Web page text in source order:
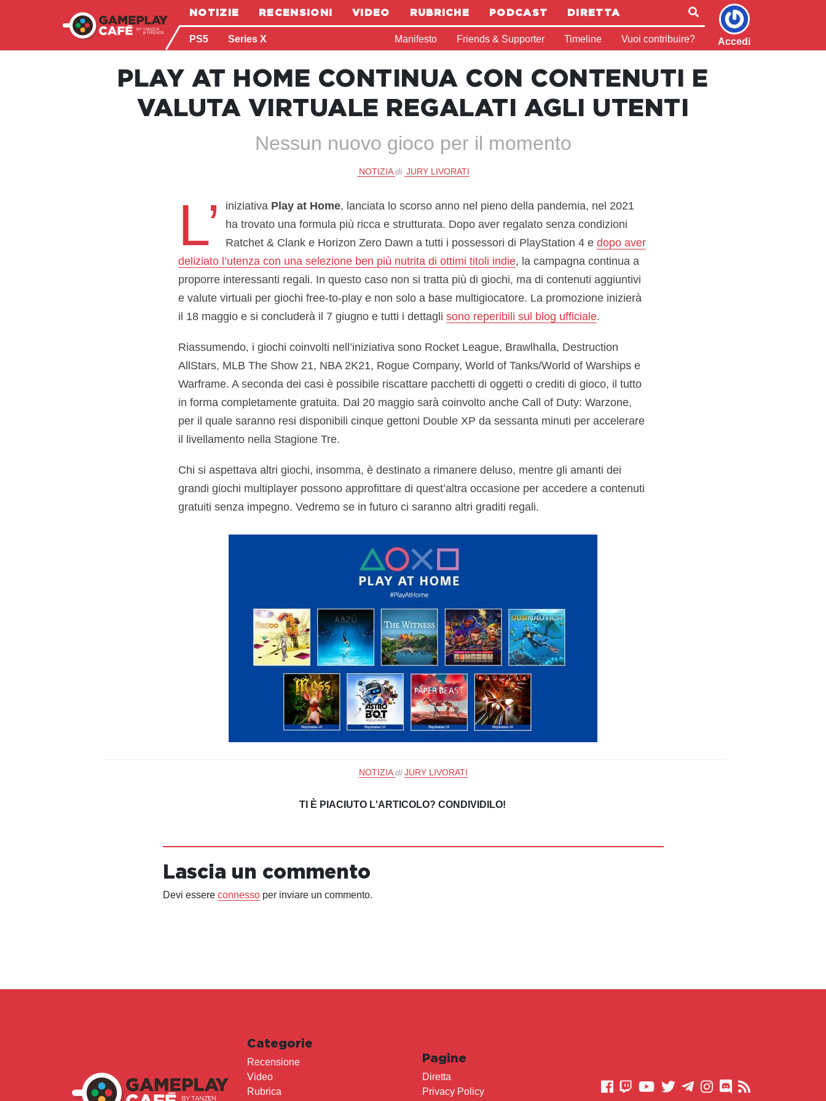
NOTIZIE RECENSIONI VIDEO RUBRICHE PODCAST DIRETTA
PS5 Series X Manifesto Friends & Supporter Timeline Vuoi contribuire? Accedi
PLAY AT HOME CONTINUA CON CONTENUTI E
VALUTA VIRTUALE REGALATI AGLI UTENTI
Nessun nuovo gioco per il momento
NOTIZIA di JURY LIVORATI
L’ iniziativa Play at Home, lanciata lo scorso anno nel pieno della pandemia, nel 2021
ha trovato una formula più ricca e strutturata. Dopo aver regalato senza condizioni
Ratchet & Clank e Horizon Zero Dawn a tutti i possessori di PlayStation 4 e dopo aver
deliziato l’utenza con una selezione ben più nutrita di ottimi titoli indie, la campagna continua a
proporre interessanti regali. In questo caso non si tratta più di giochi, ma di contenuti aggiuntivi
e valute virtuali per giochi free-to-play e non solo a base multigiocatore. La promozione inizierà
il 18 maggio e si concluderà il 7 giugno e tutti i dettagli sono reperibili sul blog ufficiale.
Riassumendo, i giochi coinvolti nell’iniziativa sono Rocket League, Brawlhalla, Destruction
AllStars, MLB The Show 21, NBA 2K21, Rogue Company, World of Tanks/World of Warships e
Warframe. A seconda dei casi è possibile riscattare pacchetti di oggetti o crediti di gioco, il tutto
in forma completamente gratuita. Dal 20 maggio sarà coinvolto anche Call of Duty: Warzone,
per il quale saranno resi disponibili cinque gettoni Double XP da sessanta minuti per accelerare
il livellamento nella Stagione Tre.
Chi si aspettava altri giochi, insomma, è destinato a rimanere deluso, mentre gli amanti dei
grandi giochi multiplayer possono approfittare di quest’altra occasione per accedere a contenuti
gratuiti senza impegno. Vedremo se in futuro ci saranno altri graditi regali.
NOTIZIA di JURY LIVORATI
TI È PIACIUTO L'ARTICOLO? CONDIVIDILO!
Lascia un commento
Devi essere connessoper inviare un commento.
Categorie
Recensione
Video
Rubrica
Pagine
Diretta
Privacy Policy